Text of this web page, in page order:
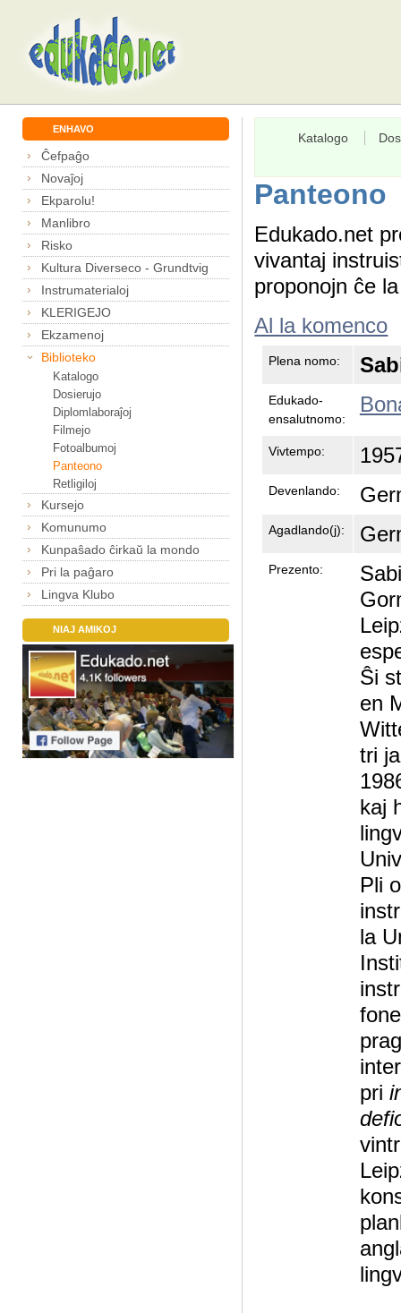
ENHAVO
Ĉefpaĝo
Novaĵoj
Ekparolu!
Manlibro
Risko
Kultura Diverseco - Grundtvig
Instrumaterialoj
KLERIGEJO
Ekzamenoj
Biblioteko
Katalogo
Dosierujo
Diplomlaboraĵoj
Filmejo
Fotoalbumoj
Panteono
Retligiloj
Kursejo
Komunumo
Kunpaŝado ĉirkaŭ la mondo
Pri la paĝaro
Lingva Klubo
NIAJ AMIKOJ
Katalogo
Panteono
Edukado.net
vivantaj
proponojn ĉe
Al la komenco
Plena nomo:
Edukado-
ensalutnomo:
Vivtempo:
Devenlando:
Agadlando(j):
Prezento:
Ŝi
en
tri
kaj
Pli
la
pri